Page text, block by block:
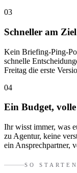
03
Schneller am Ziel
Kein Briefing-Ping-
schnelle
Freitag die erste
04
Ein Budget,
Ihr wisst immer, was
zu Agentur, keine
ein Ansprechpartner,
SO